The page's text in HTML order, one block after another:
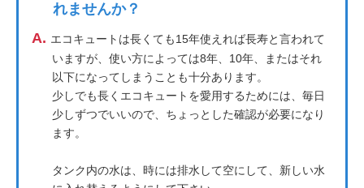
れませんか？
A. エコキュートは長くても15年使えれば長寿と言われて
いますが、使い方によっては8年、10年、またはそれ
以下になってしまうことも十分あります。
少しでも長くエコキュートを愛用するためには、毎日
少しずつでいいので、ちょっとした確認が必要になり
ます。
タンク内の水は、時には排水して空にして、新しい水